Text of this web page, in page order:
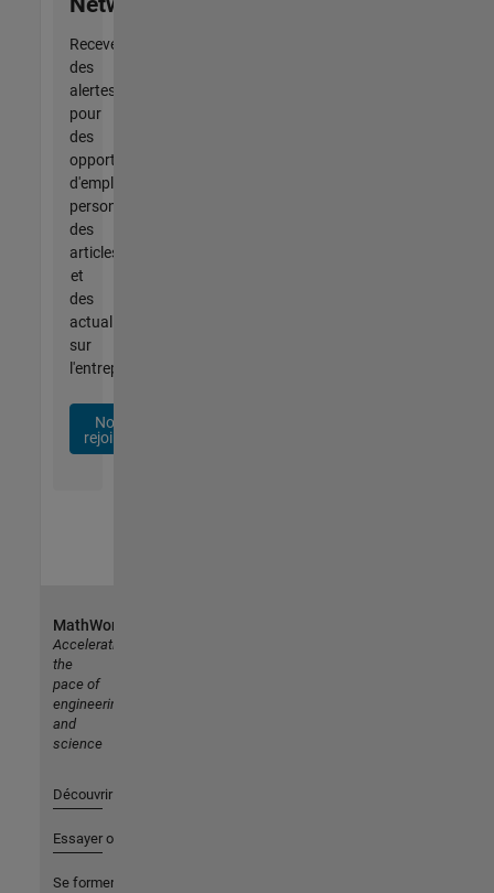
Recevez
des
alertes
pour
des
opportunités
d'emploi
personnalisées,
des
articles
et
des
actualités
sur
l'entreprise.
Nous
rejoindre
MathWorks
Accelerating
the
pace of
engineering
and
science
Découvrir les produits
Essayer ou acheter
Se former